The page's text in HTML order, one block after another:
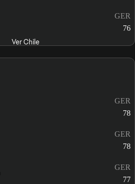
GER
76
Ver Chile
GER
78
GER
78
GER
77